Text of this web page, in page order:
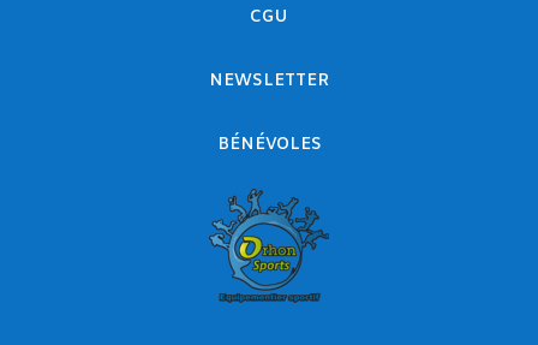
CGU
NEWSLETTER
BÉNÉVOLES